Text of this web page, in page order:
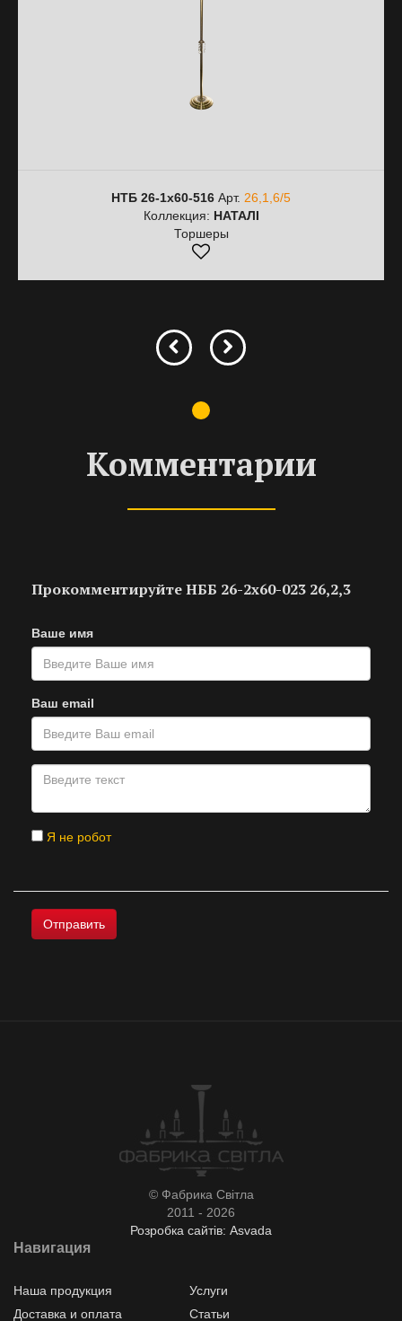
НТБ 26-1х60-516 Арт. 26,1,6/5
Коллекция: НАТАЛІ
Торшеры
Комментарии
Прокомментируйте НББ 26-2х60-023 26,2,3
Ваше имя
Ваш email
Я не робот
© Фабрика Світла
2011 - 2026
Розробка сайтів: Asvada
Навигация
Наша продукция
Услуги
Доставка и оплата
Статьи